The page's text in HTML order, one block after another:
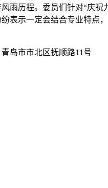
雨历程。委员们针对“庆
表示一定会结合专业特点
岛市市北区抚顺路11号